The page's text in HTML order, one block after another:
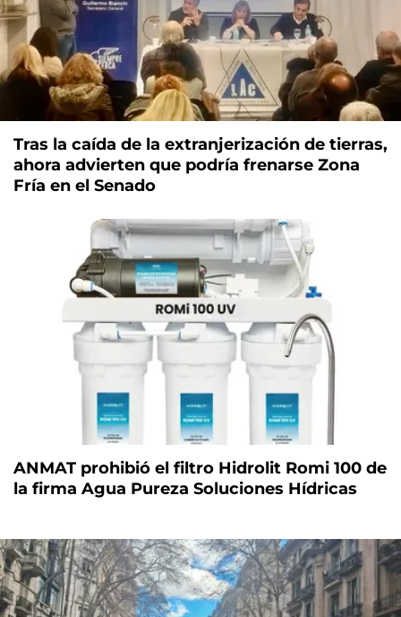
Tras la caída de la extranjerización de tierras,
ahora advierten que podría frenarse Zona
Fría en el Senado
ANMAT prohibió el filtro Hidrolit Romi 100 de
la firma Agua Pureza Soluciones Hídricas